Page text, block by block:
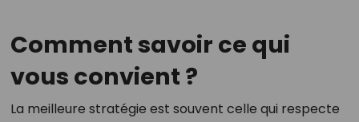
Comment savoir ce qui
vous convient ?
La meilleure stratégie est souvent celle qui respecte